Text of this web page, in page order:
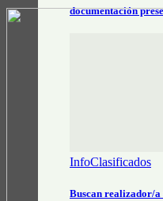
documentación
InfoClasificados
Buscan realizador/a